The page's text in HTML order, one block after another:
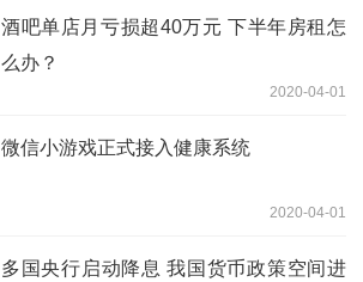
酒吧单店月亏损超40万元 下半年房租怎
么办？
2020-04-01
微信小游戏正式接入健康系统
2020-04-01
多国央行启动降息 我国货币政策空间进